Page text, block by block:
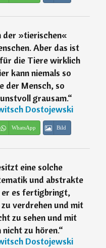
der »tierischen«
Aber das ist
die Tiere wirklich
kann niemals so
der Mensch, so
grausam.“
Dostojewski
WhatsApp Bild
eine solche
und abstrakte
er es fertigbringt,
verdrehen und mit
zu sehen und mit
nicht zu hören.“
Dostojewski